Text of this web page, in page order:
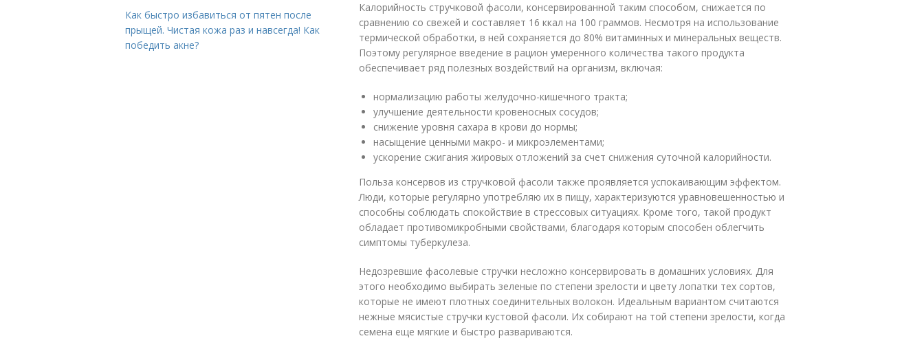
Калорийность стручковой фасоли, консервированной таким способом, снижается по
сравнению со свежей и составляет 16 ккал на 100 граммов. Несмотря на использование
термической обработки, в ней сохраняется до 80% витаминных и минеральных веществ.
Поэтому регулярное введение в рацион умеренного количества такого продукта
обеспечивает ряд полезных воздействий на организм, включая:
нормализацию работы желудочно-кишечного тракта;
улучшение деятельности кровеносных сосудов;
снижение уровня сахара в крови до нормы;
насыщение ценными макро- и микроэлементами;
ускорение сжигания жировых отложений за счет снижения суточной калорийности.
Польза консервов из стручковой фасоли также проявляется успокаивающим эффектом.
Люди, которые регулярно употребляю их в пищу, характеризуются уравновешенностью и
способны соблюдать спокойствие в стрессовых ситуациях. Кроме того, такой продукт
обладает противомикробными свойствами, благодаря которым способен облегчить
симптомы туберкулеза.
Недозревшие фасолевые стручки несложно консервировать в домашних условиях. Для
этого необходимо выбирать зеленые по степени зрелости и цвету лопатки тех сортов,
которые не имеют плотных соединительных волокон. Идеальным вариантом считаются
нежные мясистые стручки кустовой фасоли. Их собирают на той степени зрелости, когда
семена еще мягкие и быстро развариваются.
Как быстро избавиться от пятен после
прыщей. Чистая кожа раз и навсегда! Как
победить акне?